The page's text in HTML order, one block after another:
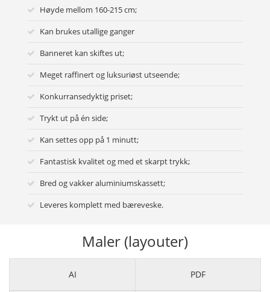
Høyde mellom 160-215 cm;
Kan brukes utallige ganger
Banneret kan skiftes ut;
Meget raffinert og luksuriøst utseende;
Konkurransedyktig priset;
Trykt ut på én side;
Kan settes opp på 1 minutt;
Fantastisk kvalitet og med et skarpt trykk;
Bred og vakker aluminiumskassett;
Leveres komplett med bæreveske.
Maler (layouter)
AI PDF